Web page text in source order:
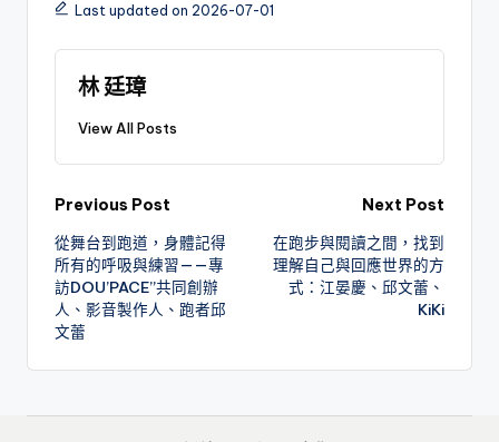
Last updated on 2026-07-01
林 廷璋
View All Posts
Post
navigation
Previous Post
從舞台到跑道，身體記得
所有的呼吸與練習——專
訪DOU’PACE”共同創辦
人、影音製作人、跑者邱
文蕾
Next Post
在跑步與閱讀之間，找到
理解自己與回應世界的方
式：江晏慶、邱文蕾、
KiKi